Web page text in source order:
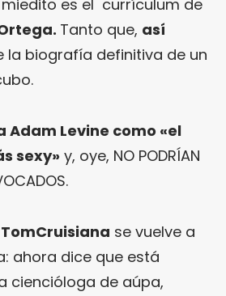
miedito es el currículum de
Tanto que, así
la biografía definitiva de un
Adam Levine como «el
sexy» y, oye, NO PODRÍAN
se vuelve a
ahora dice que está
ciencióloga de aúpa,